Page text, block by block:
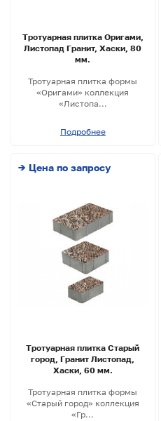
Тротуарная плитка Оригами,
Листопад Гранит, Хаски, 80
мм.
Тротуарная плитка формы
«Оригами» коллекция
«Листопа...
Подробнее
→ Цена по запросу
Тротуарная плитка Старый
город, Гранит Листопад,
Хаски, 60 мм.
Тротуарная плитка формы
«Старый город» коллекция
«Гр...